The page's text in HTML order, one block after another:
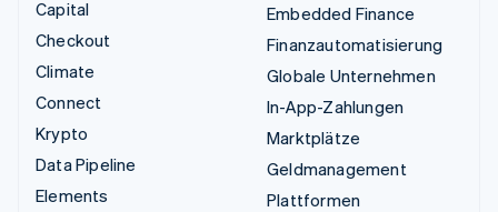
Capital
Checkout
Climate
Connect
Krypto
Data Pipeline
Elements
Embedded Finance
Finanzautomatisierung
Globale Unternehmen
In-App-Zahlungen
Marktplätze
Geldmanagement
Plattformen